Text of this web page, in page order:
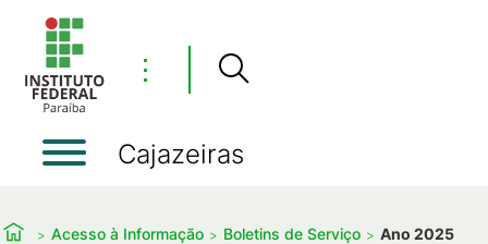
⋮
Cajazeiras
Acesso à Informação Boletins de Serviço Ano 2025